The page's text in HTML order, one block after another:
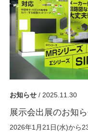
環境への取り組み
お問い合わせ / 発
お知らせ / 2025.11.30
展示会出展のお知
2026年1月21日(水)から